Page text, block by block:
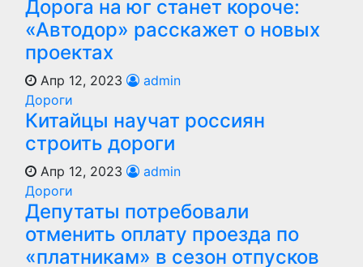
Дорога на юг станет короче:
«Автодор» расскажет о новых
проектах
Апр 12, 2023
admin
Дороги
Китайцы научат россиян
строить дороги
Апр 12, 2023
admin
Дороги
Депутаты потребовали
отменить оплату проезда по
«платникам» в сезон отпусков